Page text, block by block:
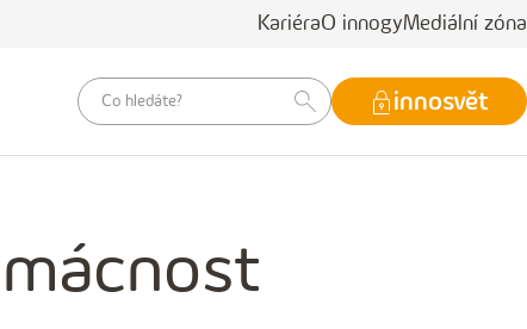
KariéraO innogyMediální zóna
vyhledávací
dotaz
innosvět